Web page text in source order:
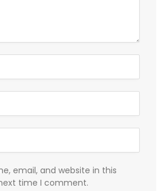
email, and website in this
time I comment.